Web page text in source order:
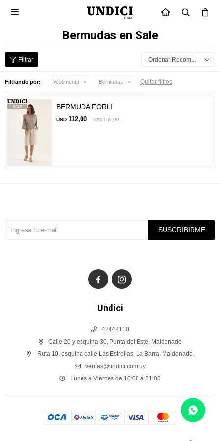
INICIO

Bermudas en Sale
Recomendados
Filtrando por: Vestimenta Bermudas Quitar filtros
BERMUDA FORLI
USD 112,00 USD 160,00
Undici
42442110
Calle 20 y esquina 30, Punta del Este, Maldonado
Ruta 10, esquina calle Las Estrellas, La Barra, Maldonado.
ventas@undici.com.uy
Lunes a Viernes de 10:00 a 21:00
SUSCRIBIRME
 